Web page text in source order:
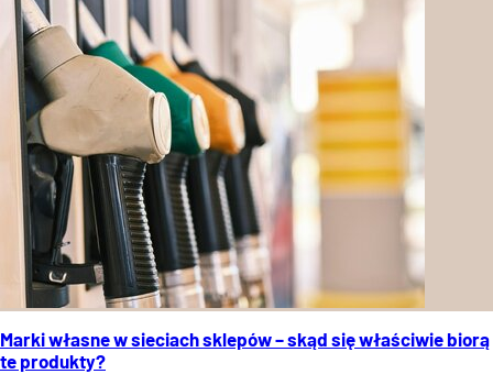
Marki własne w sieciach sklepów – skąd się właściwie biorą
te produkty?